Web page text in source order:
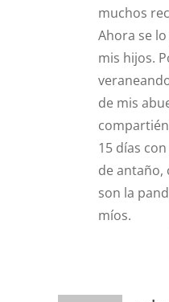
muchos
Ahora se
mis hijos.
de mis
15 días
de antaño,
son la
míos.